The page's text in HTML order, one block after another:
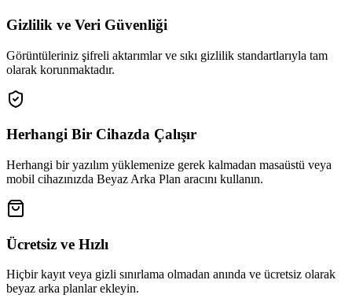
Gizlilik ve Veri Güvenliği
Görüntüleriniz şifreli aktarımlar ve sıkı gizlilik standartlarıyla tam
olarak korunmaktadır.
Herhangi Bir Cihazda Çalışır
Herhangi bir yazılım yüklemenize gerek kalmadan masaüstü veya
mobil cihazınızda Beyaz Arka Plan aracını kullanın.
Ücretsiz ve Hızlı
Hiçbir kayıt veya gizli sınırlama olmadan anında ve ücretsiz olarak
beyaz arka planlar ekleyin.